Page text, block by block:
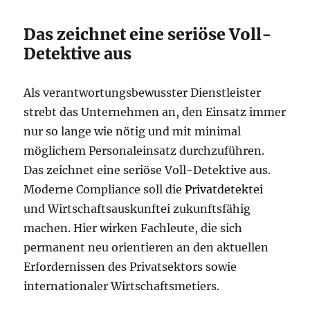
Das zeichnet eine seriöse Voll-
Detektive aus
Als verantwortungsbewusster Dienstleister
strebt das Unternehmen an, den Einsatz immer
nur so lange wie nötig und mit minimal
möglichem Personaleinsatz durchzuführen.
Das zeichnet eine seriöse Voll-Detektive aus.
Moderne Compliance soll diePrivatdetektei
und Wirtschaftsauskunftei zukunftsfähig
machen. Hier wirken Fachleute, die sich
permanent neu orientieren an den aktuellen
Erfordernissen des Privatsektors sowie
internationaler Wirtschaftsmetiers.